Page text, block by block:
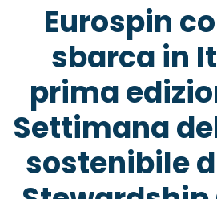
Eurospin
sbarca in
prima
Settimana
sostenibile